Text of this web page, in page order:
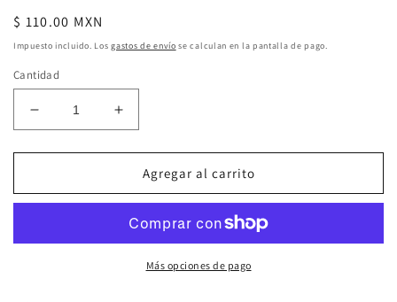
Precio
habitual
$ 110.00 MXN
Impuesto incluido. Losgastos de envío se calculan en la pantalla de pago.
Cantidad
Reducir
cantidad
para
Cuarzo
Niños
Aumentar
cantidad
para
Reloj
Cuarzo
Para
Niños
Grandes
Agregar al carrito
Más opciones de pago